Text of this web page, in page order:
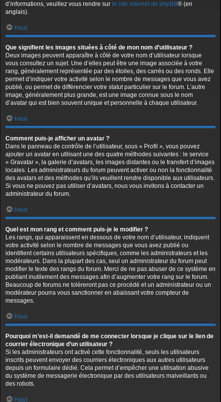
d’informations, veuillez vous rendre sur le site internet de phpBB® (en
anglais).
Haut
Que signifient les images situées à côté de mon nom d’utilisateur ?
Deux images peuvent apparaître à côté de votre nom d’utilisateur lorsque
vous consultez un sujet. Une d’elles peut être une image associée à votre
rang, généralement représentée par des étoiles, des carrés ou des ronds. Elle
permet d’indiquer votre activité selon le nombre de messages que vous avez
publié, ou permet de différencier votre statut particulier sur le forum. L’autre
image, généralement plus grande, est une image connue sous le nom
d’avatar qui est bien souvent unique et personnelle à chaque utilisateur.
Haut
Comment puis-je afficher un avatar ?
Dans le panneau de contrôle de l’utilisateur, sous « Profil », vous pouvez
ajouter un avatar en utilisant une des quatre méthodes suivantes : le service
« Gravatar », la galerie d’avatars, les images distantes ou le transfert d’images
locales. Les administrateurs du forum peuvent activer ou non la fonctionnalité
des avatars et des méthodes qu’ils veuillent rendre disponible aux utilisateurs.
Si vous ne pouvez pas utiliser d’avatars, nous vous invitons à contacter un
administrateur du forum.
Haut
Quel est mon rang et comment puis-je le modifier ?
Les rangs, qui apparaissent en dessous de votre nom d’utilisateur, indiquent
votre activité selon le nombre de messages que vous avez publié ou
identifient certains utilisateurs spécifiques, comme les administrateurs et les
modérateurs. Dans la plupart des cas, seul un administrateur du forum peut
modifier le texte des rangs du forum. Merci de ne pas abuser de ce système en
publiant inutilement des messages afin d’augmenter votre rang sur le forum.
Beaucoup de forums ne toléreront pas ce procédé et un administrateur ou un
modérateur pourra vous sanctionner en abaissant votre compteur de
messages.
Haut
Pourquoi m’est-il demandé de me connecter lorsque je clique sur le lien de
courrier électronique d’un utilisateur ?
Si les administrateurs ont activé cette fonctionnalité, seuls les utilisateurs
inscrits peuvent envoyer des courriers électroniques aux autres utilisateurs
depuis un formulaire dédié. Cela permet d’empêcher une utilisation abusive
du système de messagerie électronique par des utilisateurs malveillants ou
des robots.
Haut